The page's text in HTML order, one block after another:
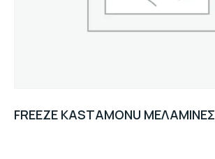
FREEZE KASTAMONU ΜΕΛΑΜΙΝΕΣ